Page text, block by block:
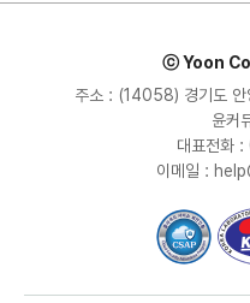
ⓒ Yoon
주소 : (14058) 경기도
윤커
대표전화
이메일 :